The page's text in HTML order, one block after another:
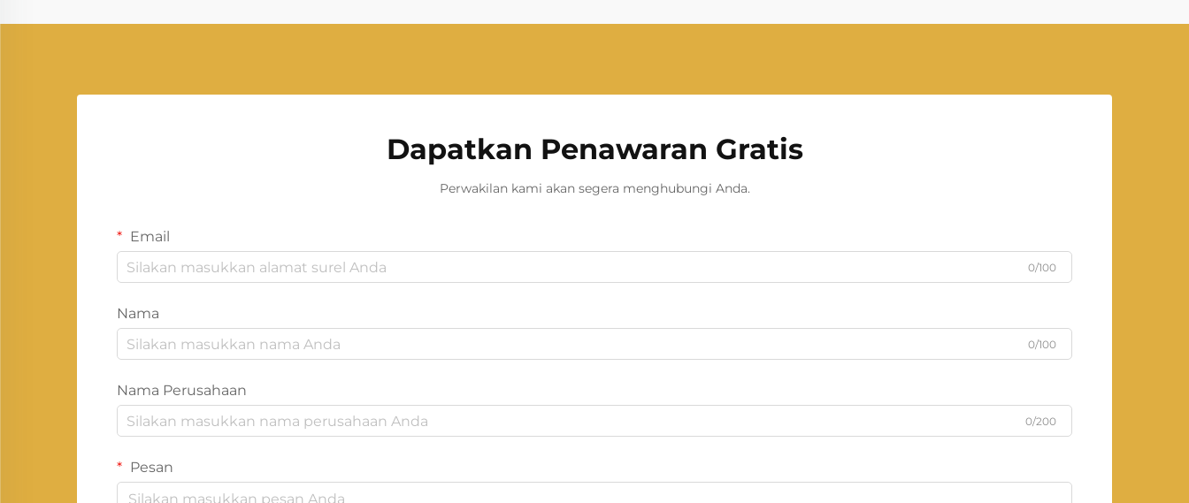
Dapatkan Penawaran Gratis
Perwakilan kami akan segera menghubungi Anda.
Email
0/100
Nama
0/100
Nama Perusahaan
0/200
Pesan